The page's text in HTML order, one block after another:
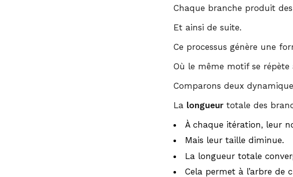
Chaque branche produit
Et ainsi de suite.
Ce processus génère une
Où le même motif se répète
Comparons deux
La longueur totale des
À chaque itération, leur
Mais leur taille diminue.
La longueur totale
Cela permet à l’arbre de